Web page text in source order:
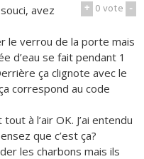
+ 0vote -
avez
le verrou de la porte mais
d’eau se fait pendant 1
ça clignote avec le
correspond au code
à l’air OK. J’ai entendu
que c’est ça?
les charbons mais ils